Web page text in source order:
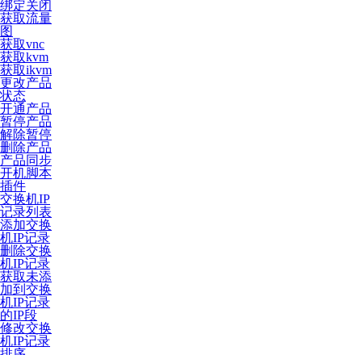
绑定关闭
获取流量
图
获取vnc
获取kvm
获取ikvm
更改产品
状态
开通产品
暂停产品
解除暂停
删除产品
产品同步
开机脚本
插件
交换机IP
记录列表
添加交换
机IP记录
删除交换
机IP记录
获取未添
加到交换
机IP记录
的IP段
修改交换
机IP记录